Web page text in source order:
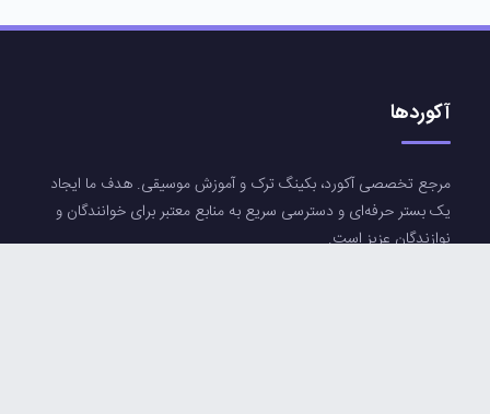
آکوردها
مرجع تخصصی آکورد، بکینگ ترک و آموزش موسیقی. هدف ما ایجاد
یک بستر حرفه‌ای و دسترسی سریع به منابع معتبر برای خوانندگان و
نوازندگان عزیز است.